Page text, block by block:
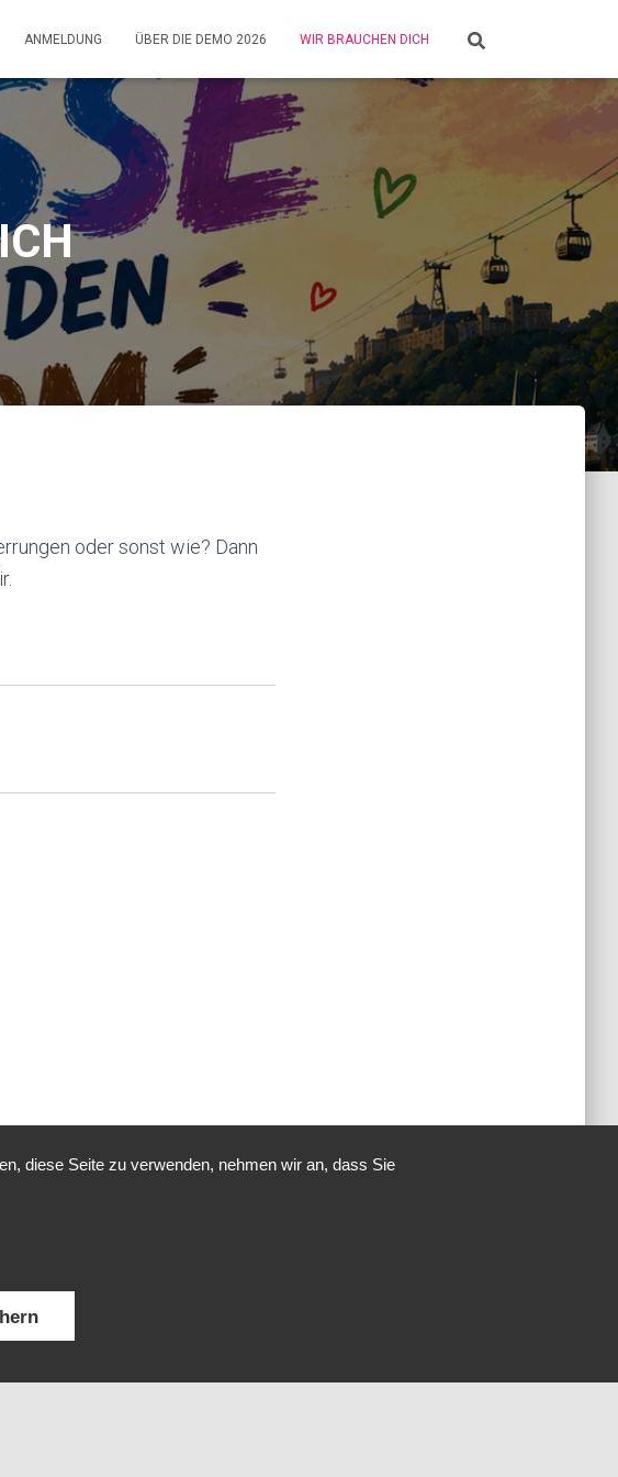
ANMELDUNG ÜBER DIE DEMO 2026 WIR BRAUCHEN DICH
oder sonst wie? Dann
diese Seite zu verwenden, nehmen wir an, dass Sie